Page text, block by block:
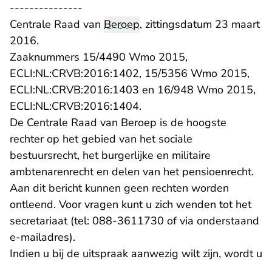
---------------
Centrale Raad van Beroep, zittingsdatum 23 maart
2016.
Zaaknummers 15/4490 Wmo 2015,
ECLI:NL:CRVB:2016:1402, 15/5356 Wmo 2015,
ECLI:NL:CRVB:2016:1403 en 16/948 Wmo 2015,
ECLI:NL:CRVB:2016:1404.
De Centrale Raad van Beroep is de hoogste
rechter op het gebied van het sociale
bestuursrecht, het burgerlijke en militaire
ambtenarenrecht en delen van het pensioenrecht.
Aan dit bericht kunnen geen rechten worden
ontleend. Voor vragen kunt u zich wenden tot het
secretariaat (tel: 088-3611730 of via onderstaand
e-mailadres).
Indien u bij de uitspraak aanwezig wilt zijn, wordt u